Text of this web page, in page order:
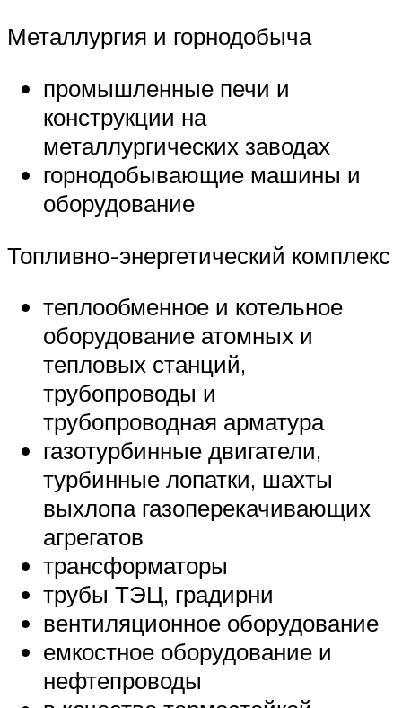
Металлургия и горнодобыча
промышленные печи и
конструкции на
металлургических заводах
горнодобывающие машины и
оборудование
Топливно-энергетический комплекс
теплообменное и котельное
оборудование атомных и
тепловых станций,
трубопроводы и
трубопроводная арматура
газотурбинные двигатели,
турбинные лопатки, шахты
выхлопа газоперекачивающих
агрегатов
трансформаторы
трубы ТЭЦ, градирни
вентиляционное оборудование
емкостное оборудование и
нефтепроводы